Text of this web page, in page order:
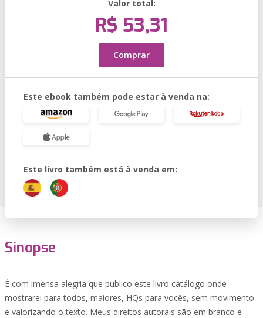
Valor total:
R$ 53,31
Comprar
Este ebook também pode estar à venda na:
Este livro também está à venda em:
Sinopse
É com imensa alegria que publico este livro catálogo onde
mostrarei para todos, maiores, HQs para vocês, sem movimento
e valorizando o texto. Meus direitos autorais são em branco e